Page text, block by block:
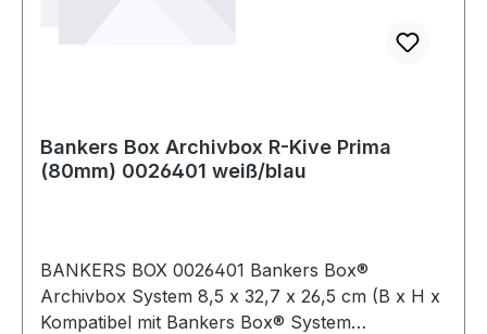
Bankers Box Archivbox R-Kive Prima
(80mm) 0026401 weiß/blau
BANKERS BOX 0026401 Bankers Box®
Archivbox System 8,5 x 32,7 x 26,5 cm (B x H x
Kompatibel mit Bankers Box® System